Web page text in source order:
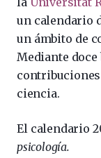
un calendario
un ámbito de
Mediante
contribuciones
ciencia.
El calendario
psicología.